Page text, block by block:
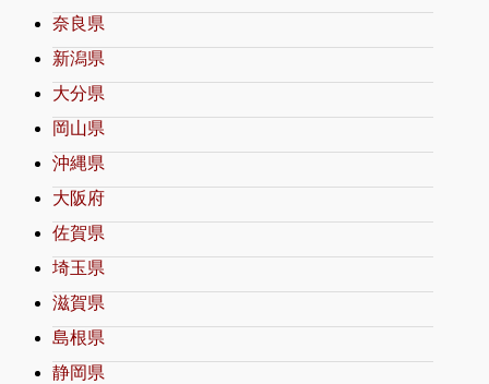
奈良県
新潟県
大分県
岡山県
沖縄県
大阪府
佐賀県
埼玉県
滋賀県
島根県
静岡県